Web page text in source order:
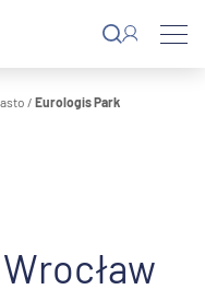
/ Eurologis Park